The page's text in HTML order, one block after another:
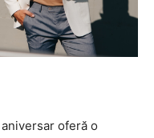
oferă o